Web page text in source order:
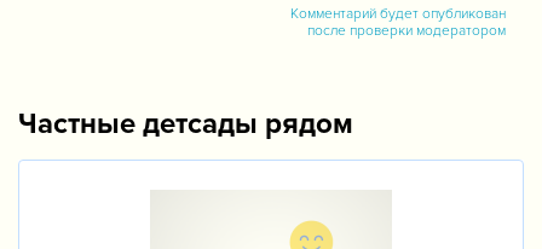
Комментарий будет опубликован
после проверки модератором
Частные детсады рядом